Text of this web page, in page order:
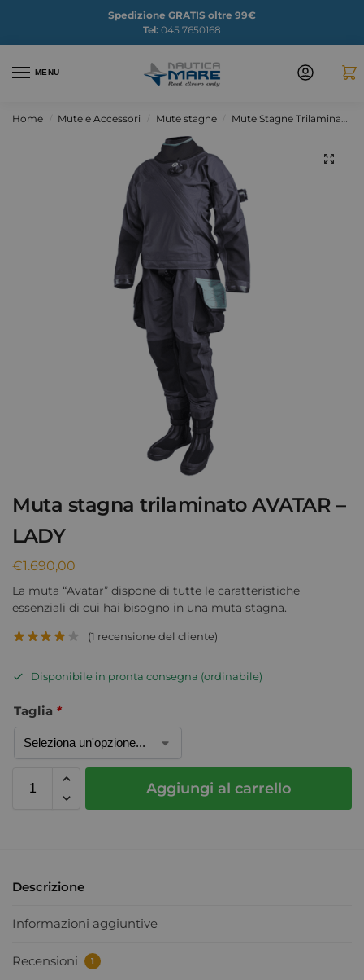
Spedizione GRATIS oltre 99€
Tel: 045 7650168
MENU
Home Mute e Accessori Mute stagne Mute Stagne Trilaminato
Muta stagna trilaminato AVATAR –
LADY
€1.690,00
La muta “Avatar” dispone di tutte le caratteristiche
essenziali di cui hai bisogno in una muta stagna.
(1 recensione del cliente)
Disponibile in pronta consegna (ordinabile)
Taglia *
Aggiungi al carrello
Descrizione
Informazioni aggiuntive
Recensioni 1